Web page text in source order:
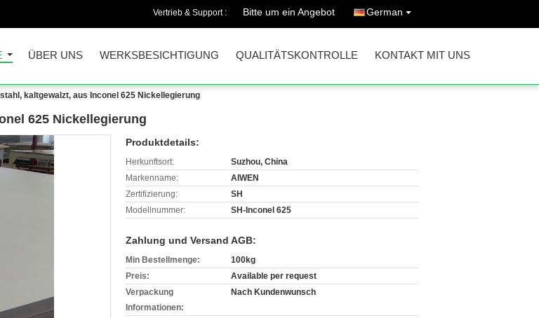
Vertrieb & Support : Bitte um ein Angebot German
ÜBER UNS WERKSBESICHTIGUNG QUALITÄTSKONTROLLE KONTAKT MIT UNS
kaltgewalzt, aus Inconel 625 Nickellegierung
625 Nickellegierung
Produktdetails:
Herkunftsort:
Suzhou, China
Markenname:
AIWEN
Zertifizierung:
SH
Modellnummer:
SH-Inconel 625
Zahlung und Versand AGB:
Min Bestellmenge:
100kg
Preis:
Available per request
Verpackung
Informationen:
Nach Kundenwunsch